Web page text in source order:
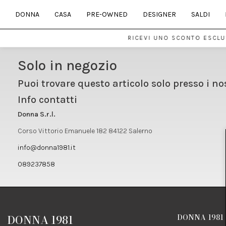
DONNA CASA PRE-OWNED DESIGNER SALDI
RICEVI UNO SCONTO
Solo in negozio
Puoi trovare questo articolo solo presso i
Info contatti
Donna S.r.l.
Corso Vittorio Emanuele 182 84122 Salerno
info@donna1981.it
089237858
DONNA 1981 DONNA 1981